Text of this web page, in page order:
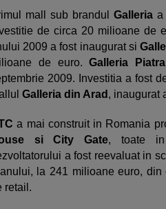
mall sub brandulGalleria a
de circa 20 milioane de
2009 a fost inaugurat si
de euro.Galleria
2009. Investitia a fost
Galleria din Arad , inaugurat
a mai construit in Romania
si City Gate, toate in
a fost reevaluat in
la 241 milioane euro, din
retail.